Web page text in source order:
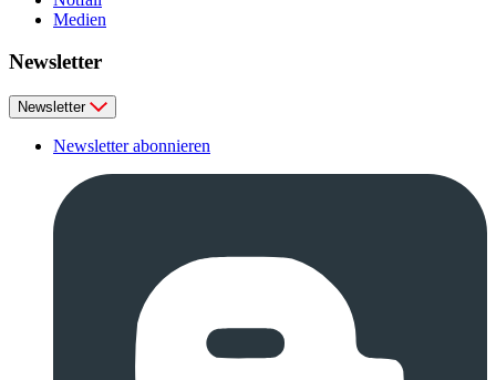
Medien
Newsletter
Newsletter
Newsletter abonnieren